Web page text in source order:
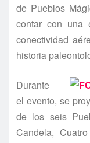
de Pueblos
contar con una
conectividad
historia
Durante
el evento, se
de los seis
Candela,